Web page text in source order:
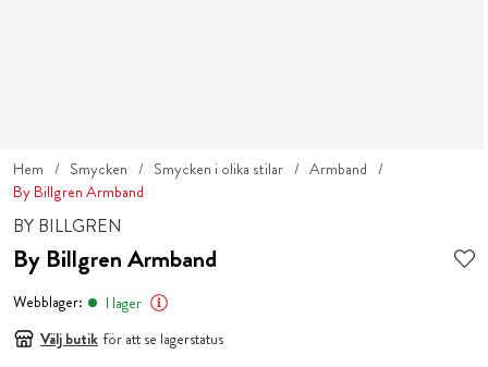
Hem Smycken Smycken i olika stilar
Armband
By Billgren Armband
BY BILLGREN
By Billgren Armband
Webblager:
I lager
Välj butik för att se lagerstatus